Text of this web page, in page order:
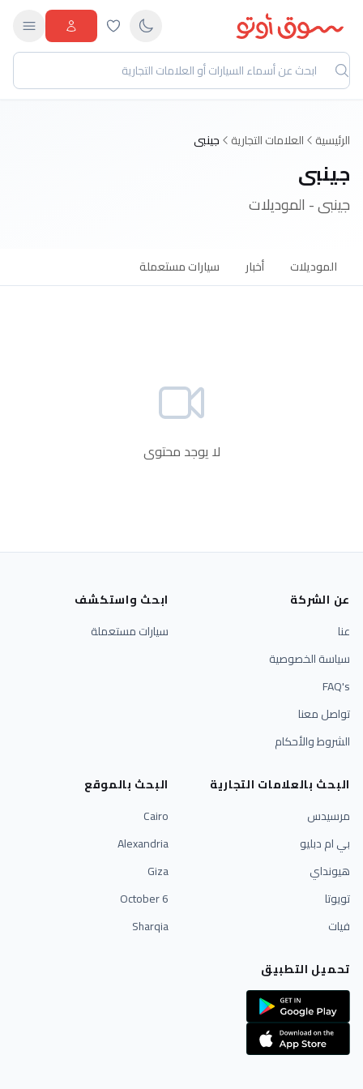
الرئيسية العلامات التجارية جينبى
جينبى
جينبى - الموديلات
الموديلات أخبار سيارات مستعملة
لا يوجد محتوى
عن الشركة
عنا
سياسة الخصوصية
FAQ's
تواصل معنا
الشروط والأحكام
ابحث واستكشف
سيارات مستعملة
البحث بالعلامات التجارية
مرسيدس
بي ام دبليو
هيونداي
تويوتا
فيات
البحث بالموقع
Cairo
Alexandria
Giza
6 October
Sharqia
تحميل التطبيق